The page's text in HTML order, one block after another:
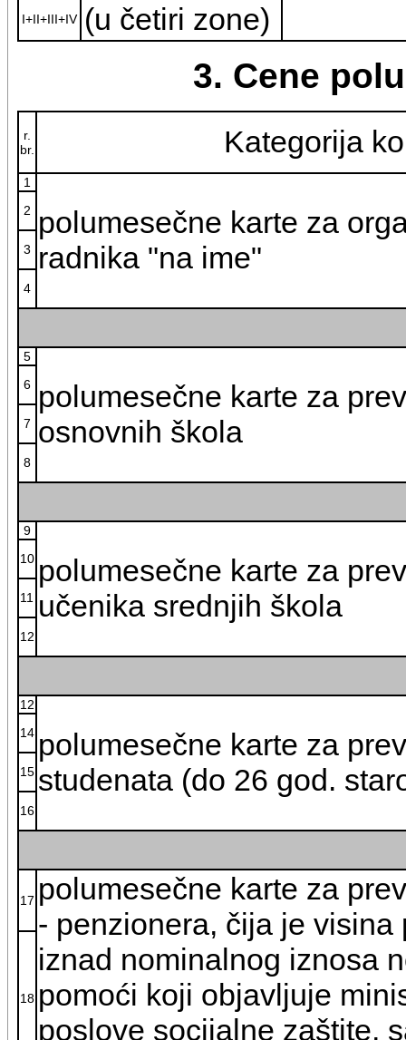
I+II+III+IV (u četiri zone)
3. Cene
r.
br.
Kategorija
1
polumesečne karte za
radnika "na ime"
2
3
4
5
polumesečne karte za
osnovnih škola
6
7
8
9
polumesečne karte za
učenika srednjih škola
10
11
12
12
polumesečne karte za
studenata (do 26 god.
14
15
16
17 polumesečne karte za
- penzionera, čija je visina
iznad nominalnog iznosa
pomoći koji objavljuje
poslove socijalne zaštite,
18